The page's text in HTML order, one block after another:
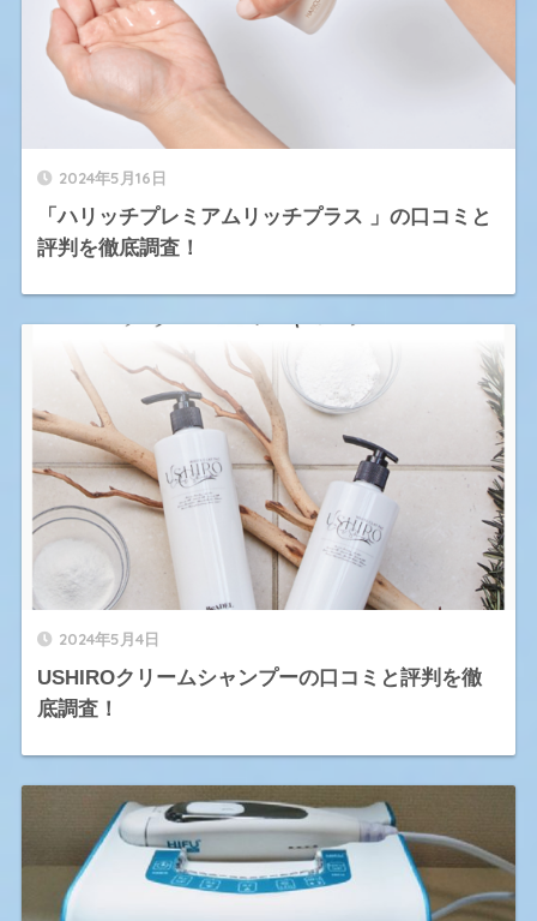
2024年5月16日
「ハリッチプレミアムリッチプラス 」の口コミと
評判を徹底調査！
2024年5月4日
USHIROクリームシャンプーの口コミと評判を徹
底調査！